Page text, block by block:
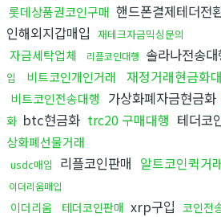
롯데상품권코인구매 핸드폰결제테더전
인해외지갑매입 재테크자금믹싱문의
자금세탁업체 리플코인대행 솔라나전송대
입
비트코인개인거래 재정거래현금화
비트코인전송대행
가상화폐자금현금화
화 btc현금화 trc20 구매대행 테더코
상화폐선물거래
usdc매입 리플코인판매 알트코인퀵거
이더리움매입
이더리움 테더코인판매 xrp구입 코인전